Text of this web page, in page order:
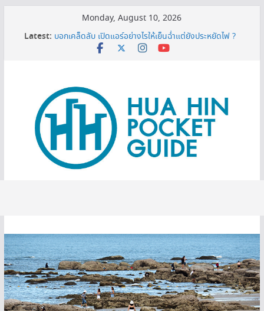
content
Monday, August 10, 2026
Latest: บอกเคล็ดลับ เปิดแอร์อย่างไรให้เย็นฉ่ำแต่ยังประหยัดไฟ ?
MINI BALLOON FESTIVAL 2026
เครื่องกรองน้ำเซนเซอร์ ดียังไง ทำไมต้องมีติดบ้าน ?